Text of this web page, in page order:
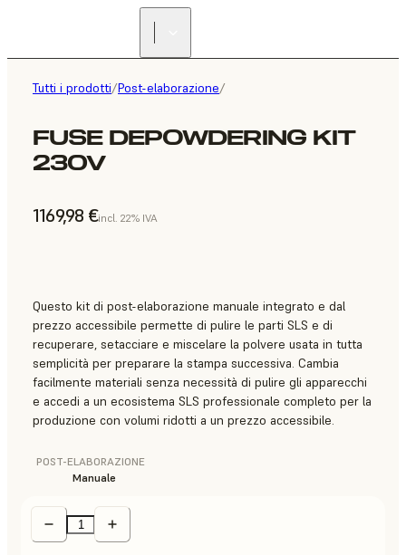
Tutti i prodotti/Post-elaborazione/
FUSE DEPOWDERING KIT
230V
1169,98 €incl. 22% IVA
Questo kit di post-elaborazione manuale integrato e dal
prezzo accessibile permette di pulire le parti SLS e di
recuperare, setacciare e miscelare la polvere usata in tutta
semplicità per preparare la stampa successiva. Cambia
facilmente materiali senza necessità di pulire gli apparecchi
e accedi a un ecosistema SLS professionale completo per la
produzione con volumi ridotti a un prezzo accessibile.
POST-ELABORAZIONE
Manuale